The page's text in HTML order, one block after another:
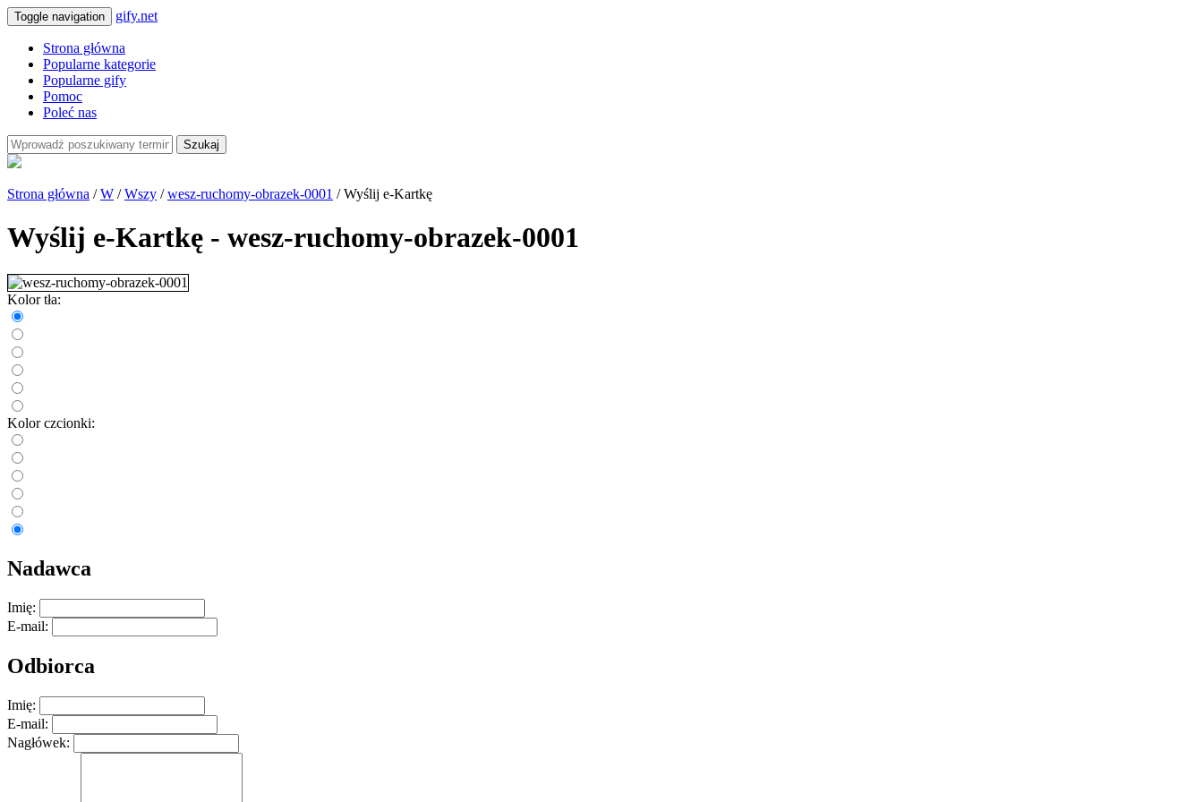
Toggle navigation gify.net
Strona główna
Popularne kategorie
Popularne gify
Pomoc
Poleć nas
Szukaj
Strona główna /W /Wszy /wesz-ruchomy-obrazek-0001 / Wyślij e-Kartkę
Wyślij e-Kartkę - wesz-ruchomy-obrazek-0001
Kolor tła:
Kolor czcionki:
Nadawca
Imię:
E-mail:
Odbiorca
Imię:
E-mail:
Nagłówek: